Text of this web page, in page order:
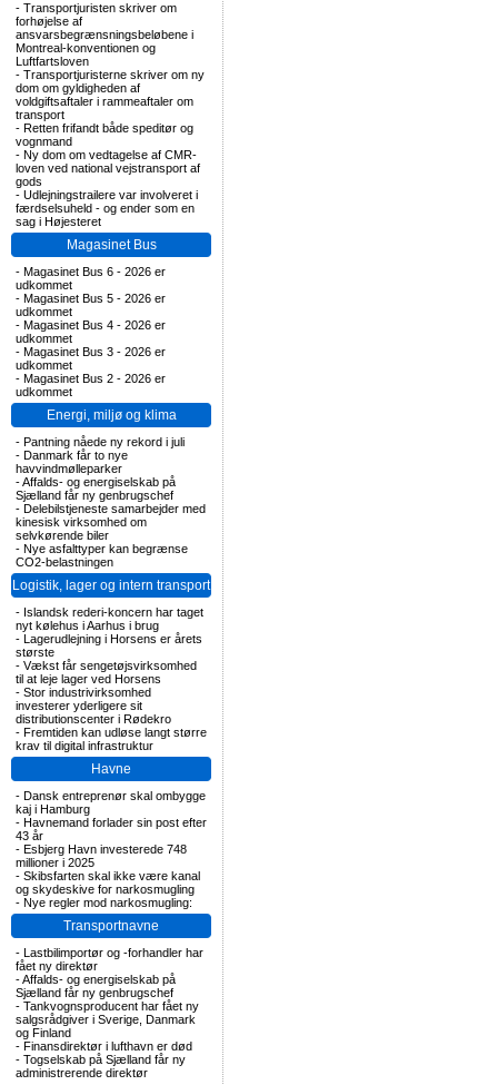
- Transportjuristen skriver om
forhøjelse af
ansvarsbegrænsningsbeløbene i
Montreal-konventionen og
Luftfartsloven
- Transportjuristerne skriver om ny
dom om gyldigheden af
voldgiftsaftaler i rammeaftaler om
transport
- Retten frifandt både speditør og
vognmand
- Ny dom om vedtagelse af CMR-
loven ved national vejstransport af
gods
- Udlejningstrailere var involveret i
færdselsuheld - og ender som en
sag i Højesteret
Magasinet Bus
- Magasinet Bus 6 - 2026 er
udkommet
- Magasinet Bus 5 - 2026 er
udkommet
- Magasinet Bus 4 - 2026 er
udkommet
- Magasinet Bus 3 - 2026 er
udkommet
- Magasinet Bus 2 - 2026 er
udkommet
Energi, miljø og klima
- Pantning nåede ny rekord i juli
- Danmark får to nye
havvindmølleparker
-Affalds- og energiselskab på
Sjælland får ny genbrugschef
- Delebilstjeneste samarbejder med
kinesisk virksomhed om
selvkørende biler
- Nye asfalttyper kan begrænse
CO2-belastningen
Logistik, lager og intern transport
- Islandsk rederi-koncern har taget
nyt kølehus i Aarhus i brug
- Lagerudlejning i Horsens er årets
største
- Vækst får sengetøjsvirksomhed
til at leje lager ved Horsens
- Stor industrivirksomhed
investerer yderligere sit
distributionscenter i Rødekro
- Fremtiden kan udløse langt større
krav til digital infrastruktur
Havne
- Dansk entreprenør skal ombygge
kaj i Hamburg
- Havnemand forlader sin post efter
43 år
- Esbjerg Havn investerede 748
millioner i 2025
- Skibsfarten skal ikke være kanal
og skydeskive for narkosmugling
- Nye regler mod narkosmugling:
Transportnavne
- Lastbilimportør og -forhandler har
fået ny direktør
-Affalds- og energiselskab på
Sjælland får ny genbrugschef
- Tankvognsproducent har fået ny
salgsrådgiver i Sverige, Danmark
og Finland
- Finansdirektør i lufthavn er død
- Togselskab på Sjælland får ny
administrerende direktør